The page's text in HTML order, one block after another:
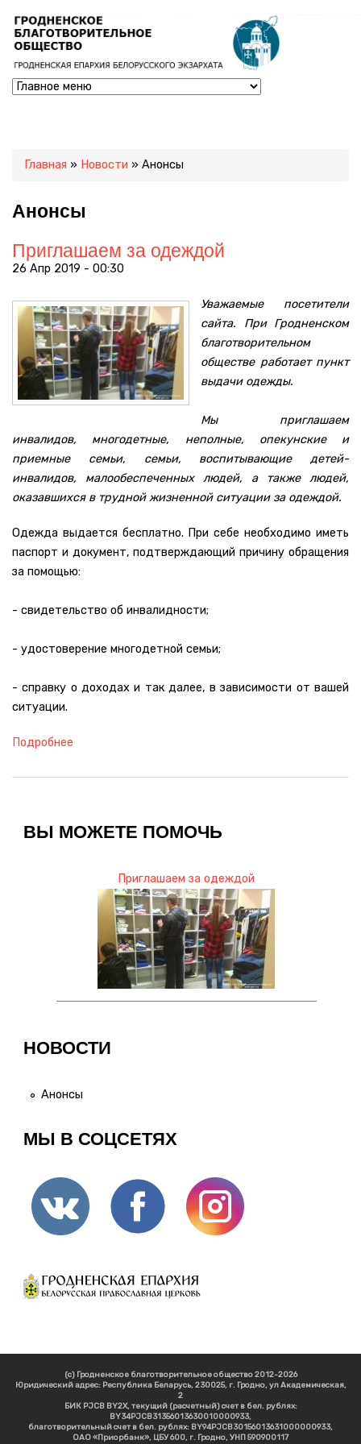
Вы здесь
Главная » Новости » Анонсы
Анонсы
Приглашаем за одеждой
26 Апр 2019 - 00:30
Уважаемые посетители
сайта. При Гродненском
благотворительном
обществе работает пункт
выдачи одежды.
Мы приглашаем
инвалидов, многодетные, неполные, опекунские и
приемные семьи, семьи, воспитывающие детей-
инвалидов, малообеспеченных людей, а также людей,
оказавшихся в трудной жизненной ситуации за одеждой.
Одежда выдается бесплатно. При себе необходимо иметь
паспорт и документ, подтверждающий причину обращения
за помощью:
- свидетельство об инвалидности;
- удостоверение многодетной семьи;
- справку о доходах и так далее, в зависимости от вашей
ситуации.
Подробнее
ВЫ МОЖЕТЕ ПОМОЧЬ
Приглашаем за одеждой
НОВОСТИ
Анонсы
МЫ В СОЦСЕТЯХ
(c) Гродненское благотворительное общество 2012-2026
Юридический адрес: Республика Беларусь, 230025, г. Гродно, ул Академическая,
2
БИК PJCB BY2X, текущий (расчетный) счет в бел. рублях:
BY34PJCB31356013630010000933,
благотворительный счет в бел. рублях: BY94PJCB30156013631000000933,
ОАО «Приорбанк», ЦБУ 600, г. Гродно, УНП 590900117